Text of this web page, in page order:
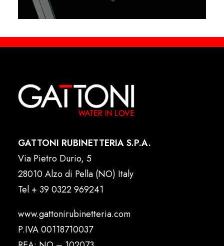
GATTONI RUBINETTERIA S.P.A.
Via Pietro Durio, 5
28010 Alzo di Pella (NO) Italy
Tel + 39 0322 969241
www.gattonirubinetteria.com
P.IVA 00118710037